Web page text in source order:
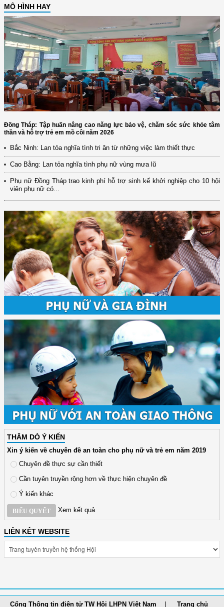
MÔ HÌNH HAY
Đồng Tháp: Tập huấn nâng cao năng lực bảo vệ, chăm sóc sức khỏe tâm
thần và hỗ trợ trẻ em mồ côi năm 2026
Bắc Ninh: Lan tỏa nghĩa tình tri ân từ những việc làm thiết thực
Cao Bằng: Lan tỏa nghĩa tình phụ nữ vùng mưa lũ
Phụ nữ Đồng Tháp trao kinh phí hỗ trợ sinh kế khởi nghiệp cho 10 hội
viên phụ nữ có...
THĂM DÒ Ý KIẾN
Xin ý kiến về chuyên đề an toàn cho phụ nữ và trẻ em năm 2019
Chuyên đề thực sự cần thiết
Cần tuyên truyền rộng hơn về thực hiện chuyên đề
Ý kiến khác
BIỂU QUYẾT Xem kết quả
LIÊN KẾT WEBSITE
Cổng Thông tin điện tử TW Hội LHPN Việt Nam Trang chủ